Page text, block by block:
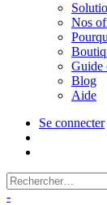
Nos
Guide
Blog
Aide
Se connecter
-